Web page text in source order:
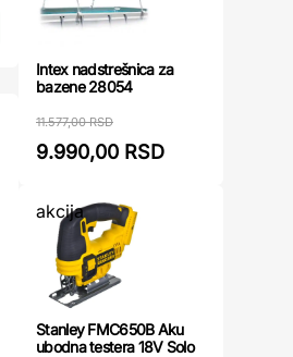
Intex nadstrešnica za
bazene 28054
11.577,00 RSD
9.990,00 RSD
akcija
Stanley FMC650B Aku
ubodna testera 18V Solo